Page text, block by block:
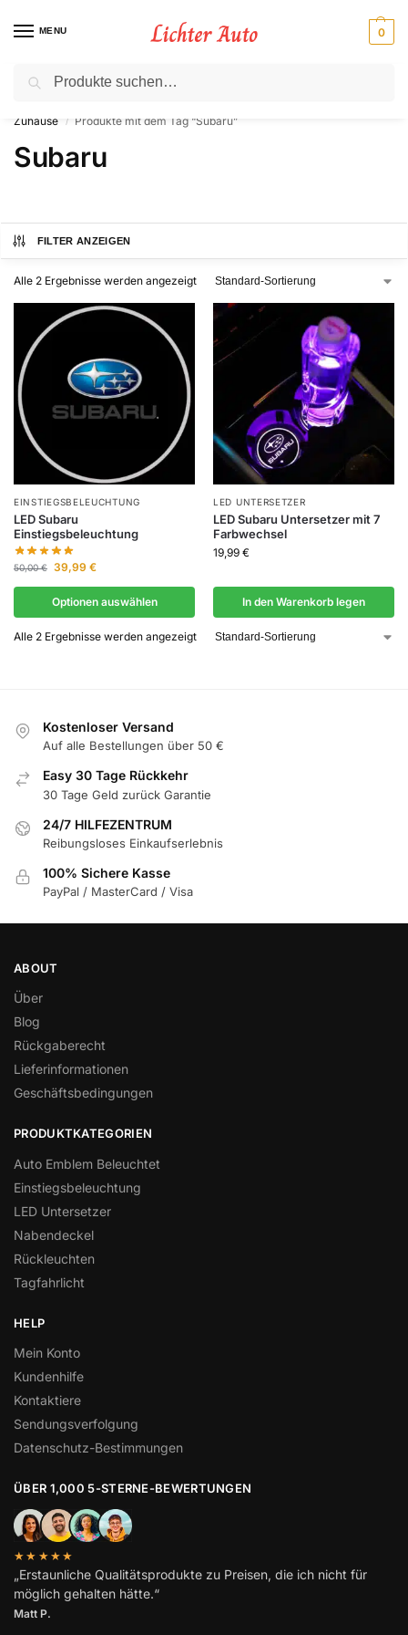
MENU 0
⚡ 10 % Rabatt für Neukunden. Code: NC10
Zuhause / Produkte mit dem Tag “Subaru”
Subaru
FILTER ANZEIGEN
Alle 2 Ergebnisse werden angezeigt
EINSTIEGSBELEUCHTUNG
LED Subaru
Einstiegsbeleuchtung
50,00€ 39,99 €
Optionen auswählen
LED UNTERSETZER
LED Subaru Untersetzer mit 7
Farbwechsel
19,99 €
In den Warenkorb legen
Alle 2 Ergebnisse werden angezeigt
Kostenloser Versand
Auf alle Bestellungen über 50 €
Easy 30 Tage Rückkehr
30 Tage Geld zurück Garantie
24/7 HILFEZENTRUM
Reibungsloses Einkaufserlebnis
100% Sichere Kasse
PayPal / MasterCard / Visa
ABOUT
Über
Blog
Rückgaberecht
Lieferinformationen
Geschäftsbedingungen
PRODUKTKATEGORIEN
Auto Emblem Beleuchtet
Einstiegsbeleuchtung
LED Untersetzer
Nabendeckel
Rückleuchten
Tagfahrlicht
HELP
Mein Konto
Kundenhilfe
Kontaktiere
Sendungsverfolgung
Datenschutz-Bestimmungen
ÜBER 1,000 5-STERNE-BEWERTUNGEN
★★★★★
„Erstaunliche Qualitätsprodukte zu Preisen, die ich nicht für
möglich gehalten hätte.“
Matt P.